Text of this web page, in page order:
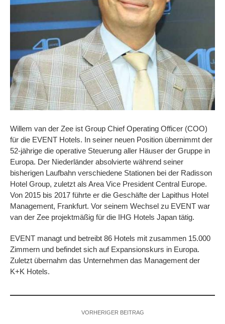
Willem van der Zee ist Group Chief Operating Officer (COO)
für die EVENT Hotels. In seiner neuen Position übernimmt der
52-jährige die operative Steuerung aller Häuser der Gruppe in
Europa. Der Niederländer absolvierte während seiner
bisherigen Laufbahn verschiedene Stationen bei der Radisson
Hotel Group, zuletzt als Area Vice President Central Europe.
Von 2015 bis 2017 führte er die Geschäfte der Lapithus Hotel
Management, Frankfurt. Vor seinem Wechsel zu EVENT war
van der Zee projektmäßig für die IHG Hotels Japan tätig.
EVENT managt und betreibt 86 Hotels mit zusammen 15.000
Zimmern und befindet sich auf Expansionskurs in Europa.
Zuletzt übernahm das Unternehmen das Management der
K+K Hotels.
VORHERIGER BEITRAG